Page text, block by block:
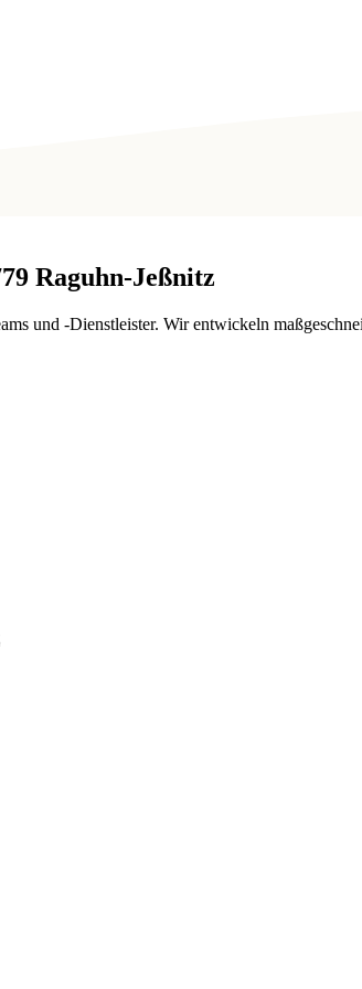
Raguhn-Jeßnitz
und -Dienstleister. Wir entwickeln